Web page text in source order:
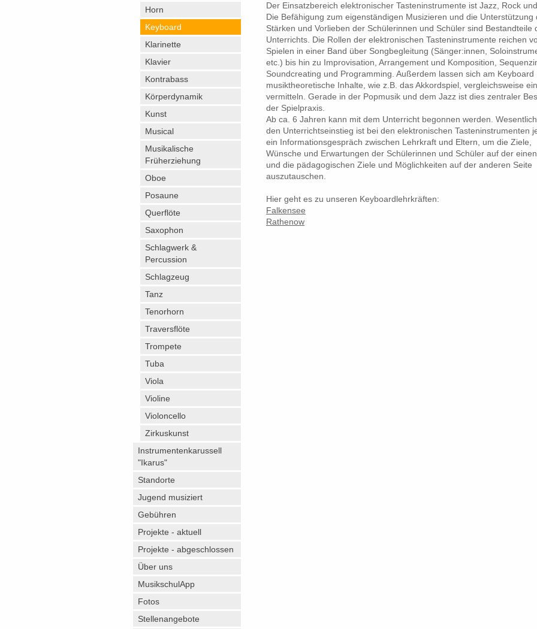
Horn
Keyboard
Klarinette
Klavier
Kontrabass
Körperdynamik
Kunst
Musical
Musikalische
Früherziehung
Oboe
Posaune
Querflöte
Saxophon
Schlagwerk &
Percussion
Schlagzeug
Tanz
Tenorhorn
Traversflöte
Trompete
Tuba
Viola
Violine
Violoncello
Zirkuskunst
Instrumentenkarussell
"Ikarus"
Standorte
Jugend musiziert
Gebühren
Projekte - aktuell
Projekte - abgeschlossen
Über uns
MusikschulApp
Fotos
Stellenangebote
Der Einsatzbereich elektronischer Tasteninstrumente ist Jazz, Rock
Die Befähigung zum eigenständigen Musizieren und die Unterstützung
Stärken und Vorlieben der Schülerinnen und Schüler sind Bestandteile
Unterrichts. Die Rollen der elektronischen Tasteninstrumente reichen
Spielen in einer Band über Songbegleitung (Sänger:innen,
etc.) bis hin zu Improvisation, Arrangement und Komposition,
Soundcreating und Programming. Außerdem lassen sich am Keyboard
musiktheoretische Inhalte, wie z.B. das Akkordspiel, vergleichsweise
vermitteln. Gerade in der Popmusik und dem Jazz ist dies zentraler
der Spielpraxis.
Ab ca. 6 Jahren kann mit dem Unterricht begonnen werden.
den Unterrichtseinstieg ist bei den elektronischen Tasteninstrumenten
ein Informationsgespräch zwischen Lehrkraft und Eltern, um die Ziele,
Wünsche und Erwartungen der Schülerinnen und Schüler auf der
und die pädagogischen Ziele und Möglichkeiten auf der anderen Seite
auszutauschen.
Hier geht es zu unseren Keyboardlehrkräften:
Falkensee
Rathenow